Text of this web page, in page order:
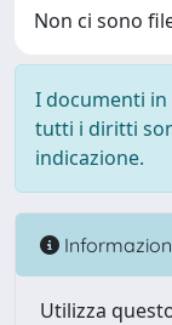
Non ci sono
I documenti
tutti i diritti
indicazione.
Utilizza